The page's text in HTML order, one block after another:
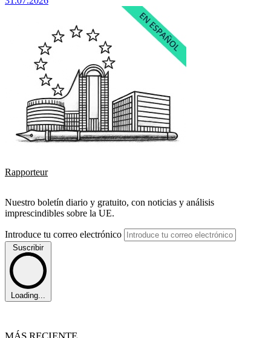
Rapporteur
Nuestro boletín diario y gratuito, con noticias y análisis
imprescindibles sobre la UE.
Introduce tu correo electrónico
Suscribir
Loading...
MÁS RECIENTE